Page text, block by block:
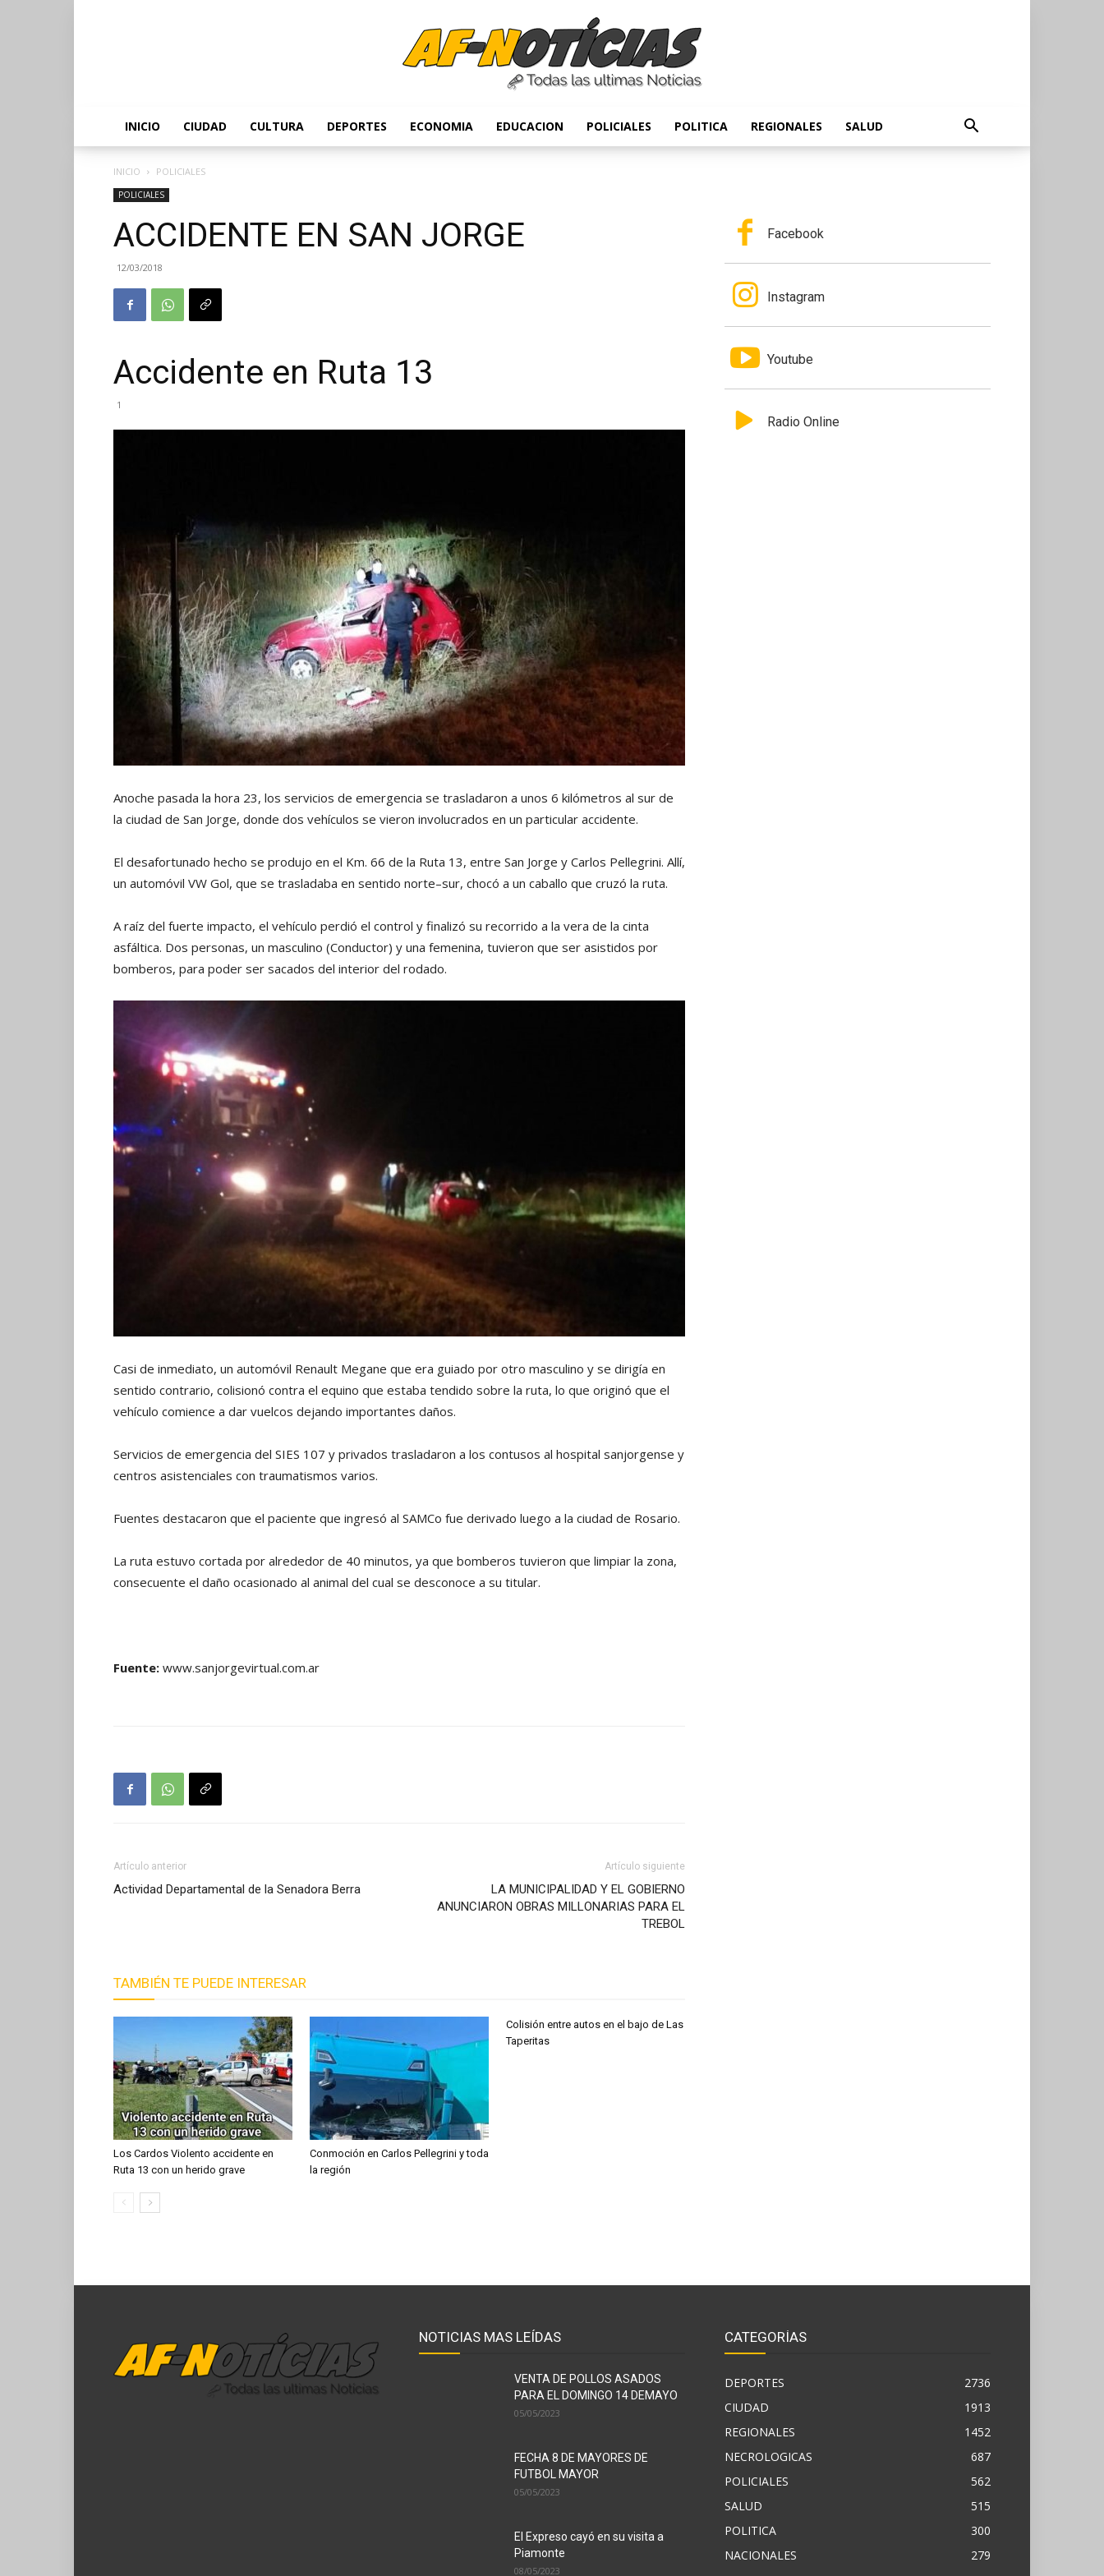
Anyulin
INICIO CIUDAD CULTURA DEPORTES ECONOMIA EDUCACION POLICIALES POLITICA REGIONALES SALUD
INICIO POLICIALES
POLICIALES
ACCIDENTE EN SAN JORGE
12/03/2018
Accidente en Ruta 13
1
Anoche pasada la hora 23, los servicios de emergencia se trasladaron a unos 6 kilómetros al sur de
la ciudad de San Jorge, donde dos vehículos se vieron involucrados en un particular accidente.
El desafortunado hecho se produjo en el Km. 66 de la Ruta 13, entre San Jorge y Carlos Pellegrini. Allí,
un automóvil VW Gol, que se trasladaba en sentido norte–sur, chocó a un caballo que cruzó la ruta.
A raíz del fuerte impacto, el vehículo perdió el control y finalizó su recorrido a la vera de la cinta
asfáltica. Dos personas, un masculino (Conductor) y una femenina, tuvieron que ser asistidos por
bomberos, para poder ser sacados del interior del rodado.
Casi de inmediato, un automóvil Renault Megane que era guiado por otro masculino y se dirigía en
sentido contrario, colisionó contra el equino que estaba tendido sobre la ruta, lo que originó que el
vehículo comience a dar vuelcos dejando importantes daños.
Servicios de emergencia del SIES 107 y privados trasladaron a los contusos al hospital sanjorgense y
centros asistenciales con traumatismos varios.
Fuentes destacaron que el paciente que ingresó al SAMCo fue derivado luego a la ciudad de Rosario.
La ruta estuvo cortada por alrededor de 40 minutos, ya que bomberos tuvieron que limpiar la zona,
consecuente el daño ocasionado al animal del cual se desconoce a su titular.
Fuente: www.sanjorgevirtual.com.ar
Artículo anterior
Actividad Departamental de la Senadora Berra
Artículo siguiente
LA MUNICIPALIDAD Y EL GOBIERNO
ANUNCIARON OBRAS MILLONARIAS PARA EL
TREBOL
TAMBIÉN TE PUEDE INTERESAR
Los Cardos Violento accidente en
Ruta 13 con un herido grave
Conmoción en Carlos Pellegrini y toda
la región
Colisión entre autos en el bajo de Las
Taperitas
Facebook
Instagram
Youtube
Radio Online
NOTICIAS MAS LEÍDAS
VENTA DE POLLOS ASADOS
PARA EL DOMINGO 14 DEMAYO
05/05/2023
FECHA 8 DE MAYORES DE
FUTBOL MAYOR
05/05/2023
El Expreso cayó en su visita a
Piamonte
08/05/2023
CATEGORÍAS
DEPORTES
2736
CIUDAD
1913
REGIONALES
1452
NECROLOGICAS
687
POLICIALES
562
SALUD
515
POLITICA
300
NACIONALES
279